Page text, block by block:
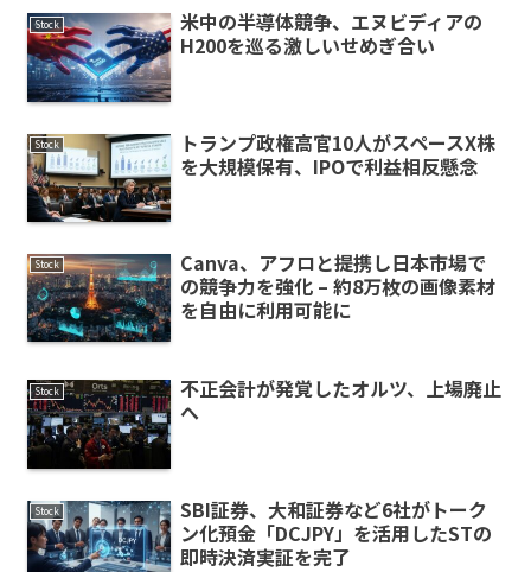
Stock
米中の半導体競争、エヌビディアの
H200を巡る激しいせめぎ合い
Stock
トランプ政権高官10人がスペースX株
を大規模保有、IPOで利益相反懸念
Stock
Canva、アフロと提携し日本市場で
の競争力を強化 – 約8万枚の画像素材
を自由に利用可能に
Stock
不正会計が発覚したオルツ、上場廃止
へ
Stock
SBI証券、大和証券など6社がトーク
ン化預金「DCJPY」を活用したSTの
即時決済実証を完了